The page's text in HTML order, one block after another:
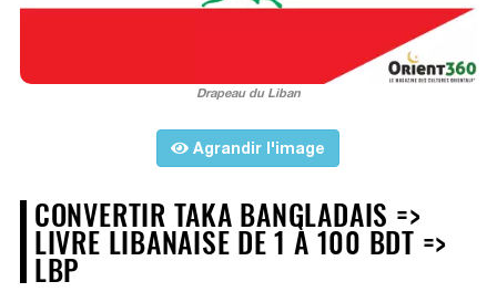
Drapeau du Liban
Agrandir l'image
CONVERTIR TAKA BANGLADAIS =>
LIVRE LIBANAISE DE 1 À 100 BDT =>
LBP